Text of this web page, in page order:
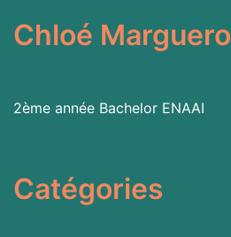
Chloé
2ème année Bachelor ENAAI
Catégories